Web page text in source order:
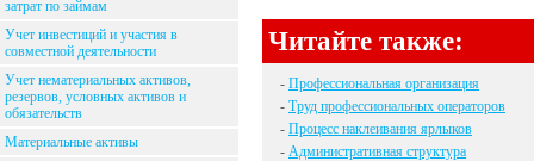
затрат по займам
Учет инвестиций и участия в
совместной деятельности
Учет нематериальных активов,
резервов, условных активов и
обязательств
Материальные активы
Читайте также:
- Профессиональная организация
- Труд профессиональных операторов
- Процесс наклеивания ярлыков
- Административная структура